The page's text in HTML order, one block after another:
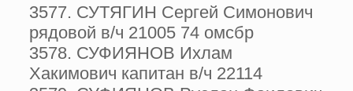
3577. СУТЯГИН Сергей Симонович
рядовой в/ч 21005 74 омсбр
3578. СУФИЯНОВ Ихлам
Хакимович капитан в/ч 22114